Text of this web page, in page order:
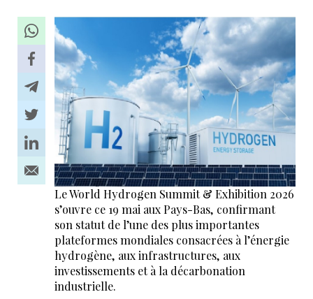
Le World Hydrogen Summit & Exhibition 2026
s’ouvre ce 19 mai aux Pays-Bas, confirmant
son statut de l’une des plus importantes
plateformes mondiales consacrées à l’énergie
hydrogène, aux infrastructures, aux
investissements et à la décarbonation
industrielle.